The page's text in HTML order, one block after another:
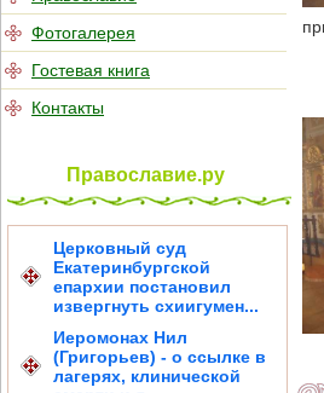
Фотогалерея
Гостевая книга
Контакты
Православие.ру
Церковный суд
Екатеринбургской
епархии постановил
извергнуть схиигумен...
Иеромонах Нил
(Григорьев) - о ссылке в
лагерях, клинической